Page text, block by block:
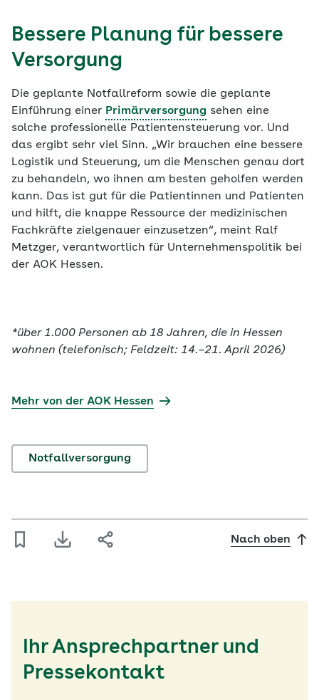
Bessere Planung für bessere
Versorgung
Die geplante Notfallreform sowie die geplante
Einführung einer Primärversorgung sehen eine
solche professionelle Patientensteuerung vor. Und
das ergibt sehr viel Sinn. „Wir brauchen eine bessere
Logistik und Steuerung, um die Menschen genau dort
zu behandeln, wo ihnen am besten geholfen werden
kann. Das ist gut für die Patientinnen und Patienten
und hilft, die knappe Ressource der medizinischen
Fachkräfte zielgenauer einzusetzen“, meint Ralf
Metzger, verantwortlich für Unternehmenspolitik bei
der AOK Hessen.
*über 1.000 Personen ab 18 Jahren, die in Hessen
wohnen (telefonisch; Feldzeit: 14.–21. April 2026)
Mehr von der AOK Hessen
Notfallversorgung
Nach oben
Ihr Ansprechpartner und
Pressekontakt